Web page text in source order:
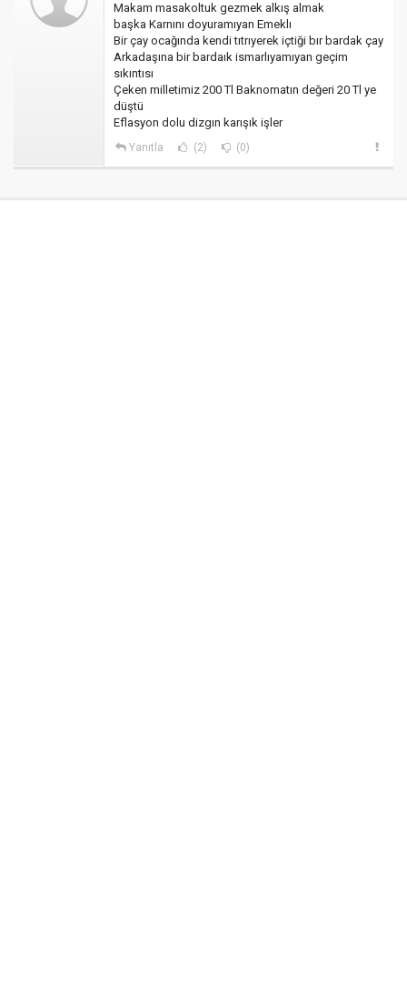
Makam masakoltuk gezmek alkış almak
başka Karnını doyuramıyan Emeklı
Bir çay ocağında kendi tıtrıyerek içtiği bır bardak çay
Arkadaşına bir bardaık ismarlıyamıyan geçim
sıkıntısı
Çeken milletimiz 200 Tl Baknomatın değeri 20 Tl ye
düştü
Eflasyon dolu dizgın karışık işler
Yanıtla (2) (0)